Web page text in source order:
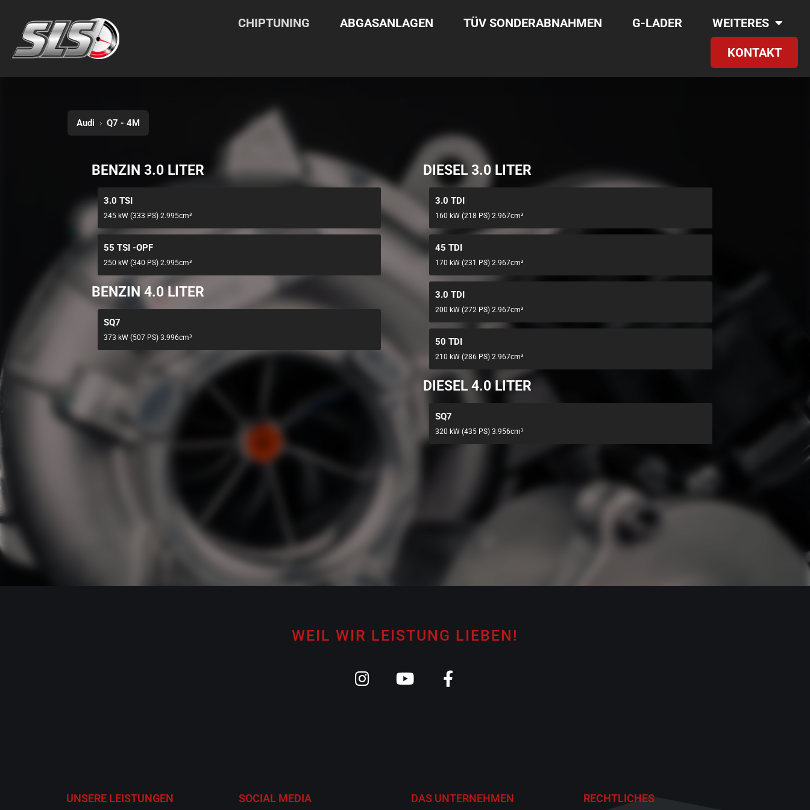
CHIPTUNING ABGASANLAGEN TÜV SONDERABNAHMEN G-LADER WEITERES
KONTAKT
Audi › Q7 - 4M
BENZIN 3.0 LITER
3.0 TSI
245 kW (333 PS) 2.995cm³
55 TSI -OPF
250 kW (340 PS) 2.995cm³
BENZIN 4.0 LITER
SQ7
373 kW (507 PS) 3.996cm³
DIESEL 3.0 LITER
3.0 TDI
160 kW (218 PS) 2.967cm³
45 TDI
170 kW (231 PS) 2.967cm³
3.0 TDI
200 kW (272 PS) 2.967cm³
50 TDI
210 kW (286 PS) 2.967cm³
DIESEL 4.0 LITER
SQ7
320 kW (435 PS) 3.956cm³
WEIL WIR LEISTUNG LIEBEN!
UNSERE LEISTUNGEN SOCIAL MEDIA DAS UNTERNEHMEN RECHTLICHES